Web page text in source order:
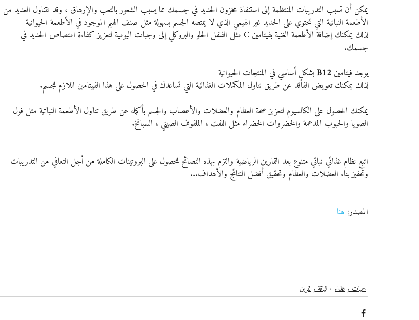
يمكن أن تسبب التدريبات المنتظمة إلى استنفاذ مخزون الحديد في جسمك مما يسبب الشعور بالتعب والإرهاق ، وقد تتناول العديد من
الأطعمة النباتية التي تحتوي على الحديد غير الهيمي الذي لا يمتصه الجسم بسهولة مثل صنف الهيم الموجود في الأطعمة الحيوانية
لذلك يمكنك إضافة الأطعمة الغنية بفيتامين C مثل الفلفل الحلو والبروكلي إلى وجبات اليومية لتعزيز كفاءة امتصاص الحديد في
جسمك.
يوجد فيتامين B12 بشكلٍ أساسي في المنتجات الحيوانية
لذلك يمكنك تعويض الفاقد عن طريق تناول المكملات الغذائية التي تساعدك في الحصول على هذا الفيتامين اللازم للجسم.
يمكنك الحصول على الكالسيوم لتعزيز صحة العظام والعضلات والأعصاب والجسم بأكمله عن طريق تناول الأطعمة النباتية مثل فول
الصويا والحبوب المدعمة والخضروات الخضراء مثل اللفت ، الملفوف الصيني ، السبانخ.
اتبع نظام غذائي نباتي متنوع بعد التمارين الرياضية والتزم بهذه النصائح للحصول على البروتينات الكاملة من أجل التعافي من التدريبات
وتحفيز بناء العضلات والعظام وتحقيق أفضل النتائج والأهداف...
المصدر: هنا
حميات و غذاء لياقة و تمرين